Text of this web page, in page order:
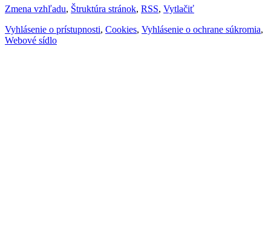
Zmena vzhľadu, Štruktúra stránok, RSS, Vytlačiť
Vyhlásenie o prístupnosti, Cookies, Vyhlásenie o ochrane súkromia,
Webové sídlo